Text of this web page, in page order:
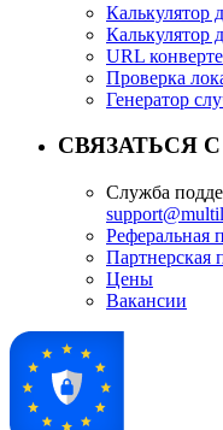
Калькулятор
Калькулятор
URL
Проверка
Генератор
СВЯЗАТЬСЯ
Служба
Реферальная
Партнерская
Цены
Вакансии